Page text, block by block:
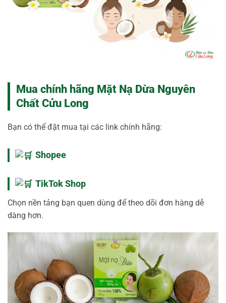
Mua chính hãng Mặt Nạ Dừa Nguyên
Chất Cửu Long
Bạn có thể đặt mua tại các link chính hãng:
Shopee
TikTok Shop
Chọn nền tảng bạn quen dùng để theo dõi đơn hàng dễ
dàng hơn.